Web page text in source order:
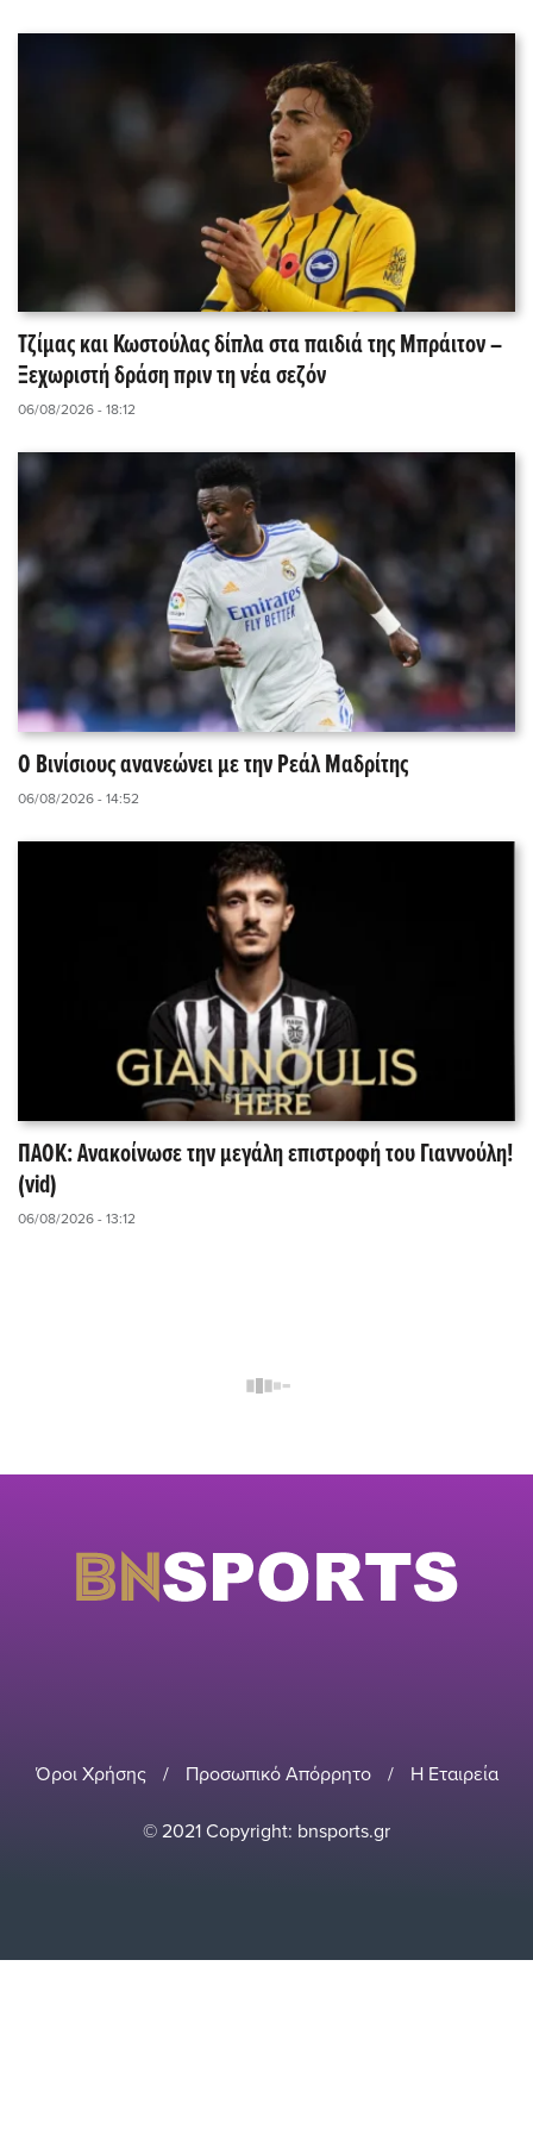
Τζίμας και Κωστούλας δίπλα στα παιδιά της Μπράιτον –
Ξεχωριστή δράση πριν τη νέα σεζόν
06/08/2026 - 18:12
Ο Βινίσιους ανανεώνει με την Ρεάλ Μαδρίτης
06/08/2026 - 14:52
ΠΑΟΚ: Ανακοίνωσε την μεγάλη επιστροφή του Γιαννούλη!
(vid)
06/08/2026 - 13:12
Όροι Χρήσης / Προσωπικό Απόρρητο / Η Εταιρεία
© 2021 Copyright: bnsports.gr